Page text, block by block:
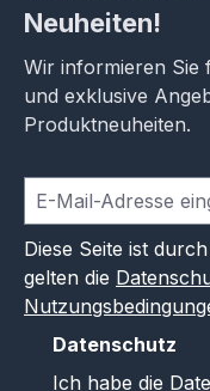
Neuheiten!
Wir informieren Sie
und exklusive
Produktneuheiten.
Diese Seite ist
gelten die
Datenschutz
Ich habe die